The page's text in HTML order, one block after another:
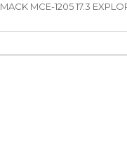
MACK MCE-1205 17.3